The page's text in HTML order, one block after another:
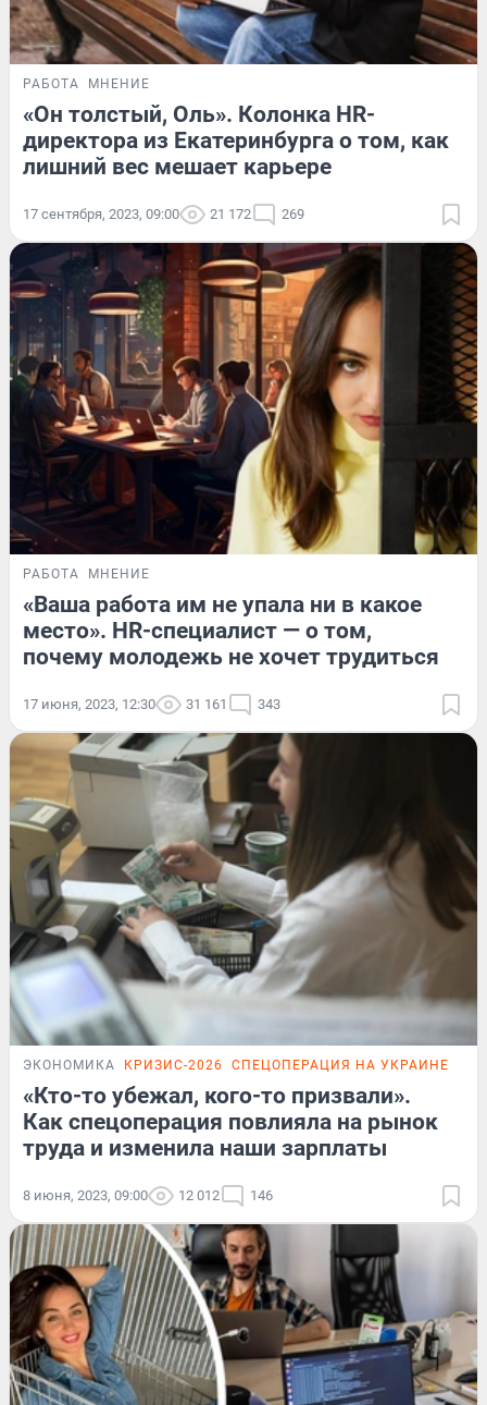
РАБОТА МНЕНИЕ
«Он толстый, Оль». Колонка HR-
директора из Екатеринбурга о том, как
лишний вес мешает карьере
17 сентября, 2023, 09:00 21 172 269
РАБОТА МНЕНИЕ
«Ваша работа им не упала ни в какое
место». HR-специалист — о том,
почему молодежь не хочет трудиться
17 июня, 2023, 12:30 31 161 343
ЭКОНОМИКА КРИЗИС-2026 СПЕЦОПЕРАЦИЯ НА УКРАИНЕ
«Кто-то убежал, кого-то призвали».
Как спецоперация повлияла на рынок
труда и изменила наши зарплаты
8 июня, 2023, 09:00 12 012 146